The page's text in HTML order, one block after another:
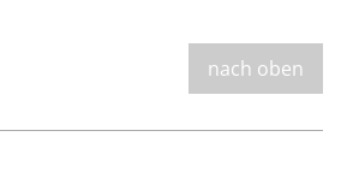
nach oben